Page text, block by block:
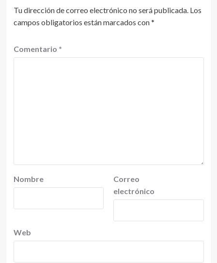
Tu dirección de correo electrónico no será publicada. Los
campos obligatorios están marcados con*
Comentario *
Nombre
Correo
electrónico
Web